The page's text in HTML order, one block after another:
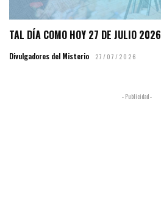
TAL DÍA COMO HOY 27 DE JULIO 2026
Divulgadores del Misterio 27/07/2026
- Publicidad -